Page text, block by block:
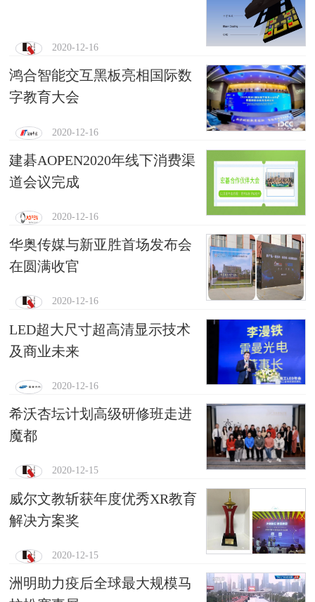
2020-12-16
鸿合智能交互黑板亮相国际数
字教育大会
2020-12-16
建碁AOPEN2020年线下消费渠
道会议完成
2020-12-16
华奥传媒与新亚胜首场发布会
在圆满收官
2020-12-16
LED超大尺寸超高清显示技术
及商业未来
2020-12-16
希沃杏坛计划高级研修班走进
魔都
2020-12-15
威尔文教斩获年度优秀XR教育
解决方案奖
2020-12-15
洲明助力疫后全球最大规模马